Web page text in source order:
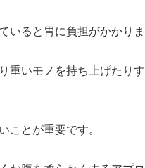
いると胃に負担がかかり
重いモノを持ち上げたり
とが重要です。